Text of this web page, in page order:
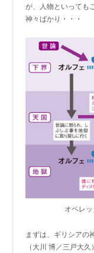
が、人物といっても
神々ばかり・・・
オペレ
まずは、ギリシアの
（大川 博／三戸大